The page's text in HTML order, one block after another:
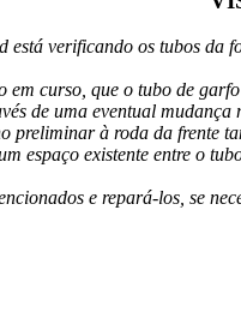
verificando os tubos
curso, que o tubo de
de uma eventual
à roda da frente
espaço existente entre o
e repará-los, se